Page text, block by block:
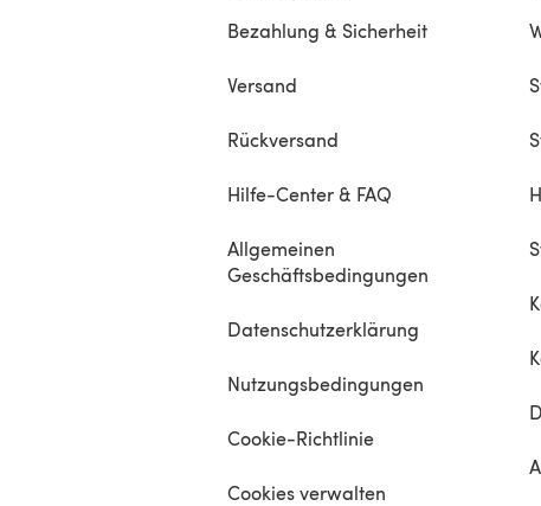
Bezahlung & Sicherheit
Versand
Rückversand
Hilfe-Center & FAQ
Allgemeinen
Geschäftsbedingungen
Datenschutzerklärung
Nutzungsbedingungen
Cookie-Richtlinie
Cookies verwalten